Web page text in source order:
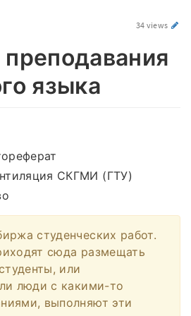
34 views
языка
СКГМИ (ГТУ)
студенческих работ.
сюда размещать
или
люди с какими-то
выполняют эти